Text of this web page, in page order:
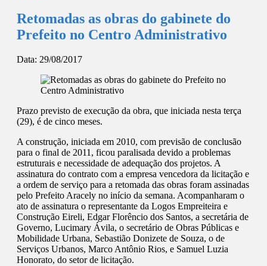
Retomadas as obras do gabinete do
Prefeito no Centro Administrativo
Data: 29/08/2017
Prazo previsto de execução da obra, que iniciada nesta terça
(29), é de cinco meses.
A construção, iniciada em 2010, com previsão de conclusão
para o final de 2011, ficou paralisada devido a problemas
estruturais e necessidade de adequação dos projetos. A
assinatura do contrato com a empresa vencedora da licitação e
a ordem de serviço para a retomada das obras foram assinadas
pelo Prefeito Aracely no início da semana. Acompanharam o
ato de assinatura o representante da Logos Empreiteira e
Construção Eireli, Edgar Florêncio dos Santos, a secretária de
Governo, Lucimary Ávila, o secretário de Obras Públicas e
Mobilidade Urbana, Sebastião Donizete de Souza, o de
Serviços Urbanos, Marco Antônio Rios, e Samuel Luzia
Honorato, do setor de licitação.